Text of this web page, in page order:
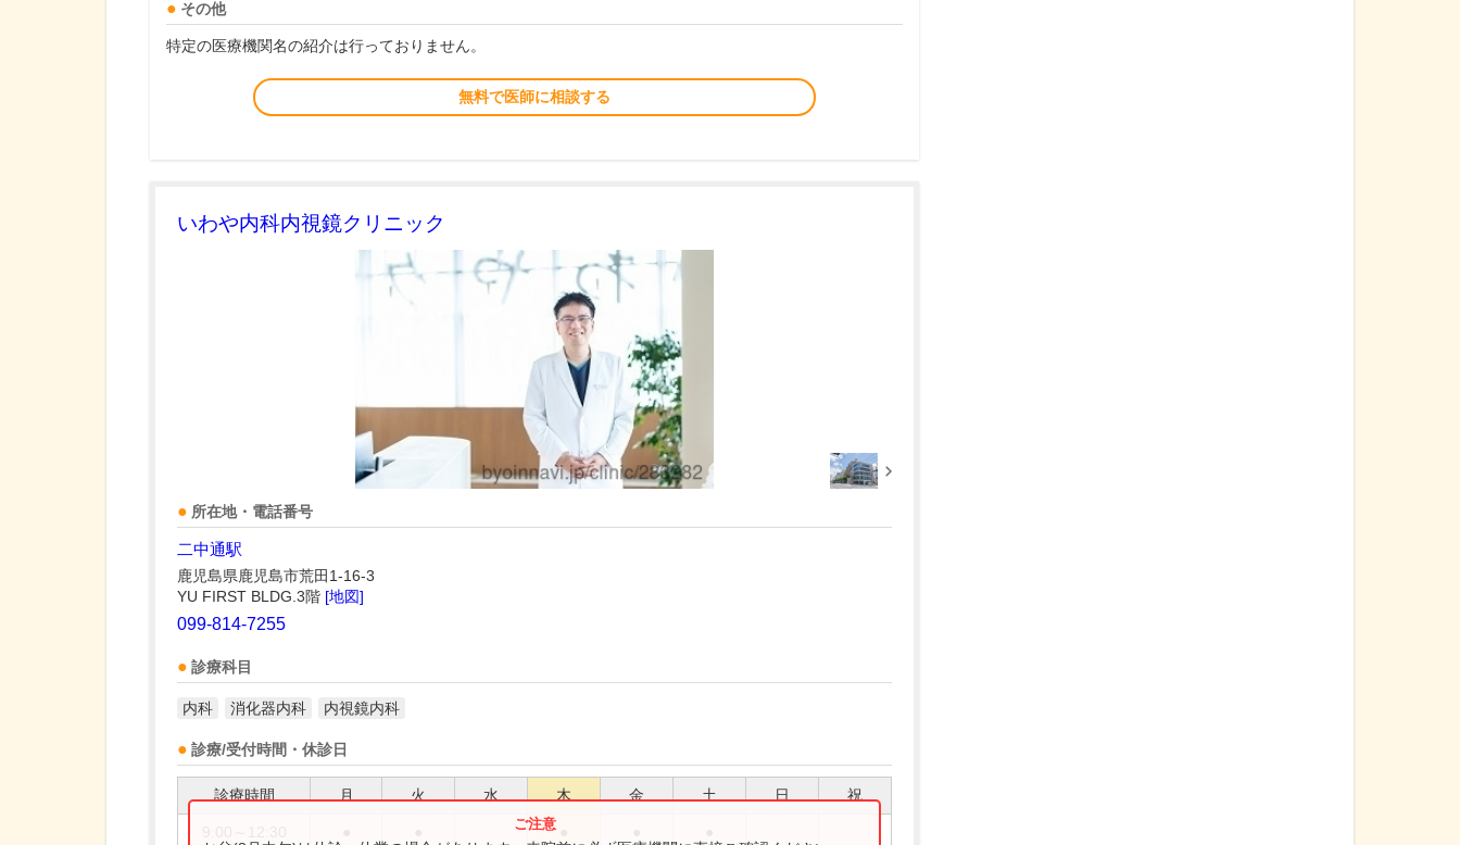
その他
特定の医療機関名の紹介は行っておりません。
無料で医師に相談する
いわや内科内視鏡クリニック
所在地・電話番号
二中通駅
鹿児島県鹿児島市荒田1-16-3
YU FIRST BLDG.3階 [地図]
099-814-7255
診療科目
内科 消化器内科 内視鏡内科
診療/受付時間・休診日
診療時間 月 火 水 木 金 土 日 祝